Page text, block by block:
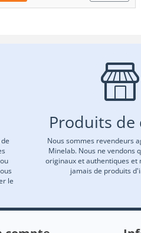
le
Produits
Nous sommes revendeurs
Minelab. Nous ne vendons
originaux et authentiques et
jamais de produits